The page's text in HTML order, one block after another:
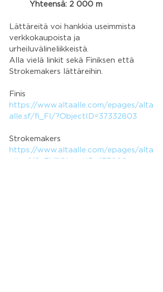
Yhteensä: 2 000 m
Lättäreitä voi hankkia useimmista
verkkokaupoista ja
urheiluvälineliikkeistä.
Alla vielä linkit sekä Finiksen että
Strokemakers lättäreihin.
Finis
https://www.altaalle.com/epages/alta
alle.sf/fi_FI/?ObjectID=37332803
Strokemakers
https://www.altaalle.com/epages/alta